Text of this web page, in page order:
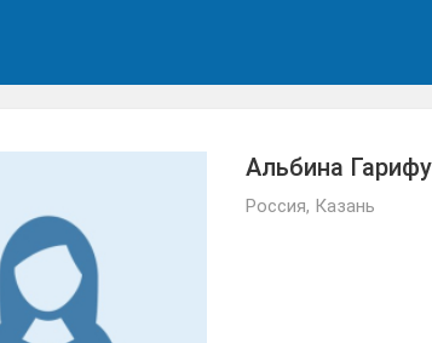
Альбина
Россия, Казань